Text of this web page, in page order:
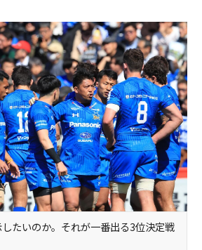
したいのか。それが一番出る3位決定戦